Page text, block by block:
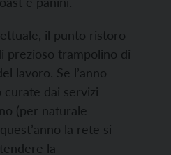
il punto ristoro
prezioso trampolino di
lavoro. Se l’anno
dai servizi
(per naturale
la rete si
la